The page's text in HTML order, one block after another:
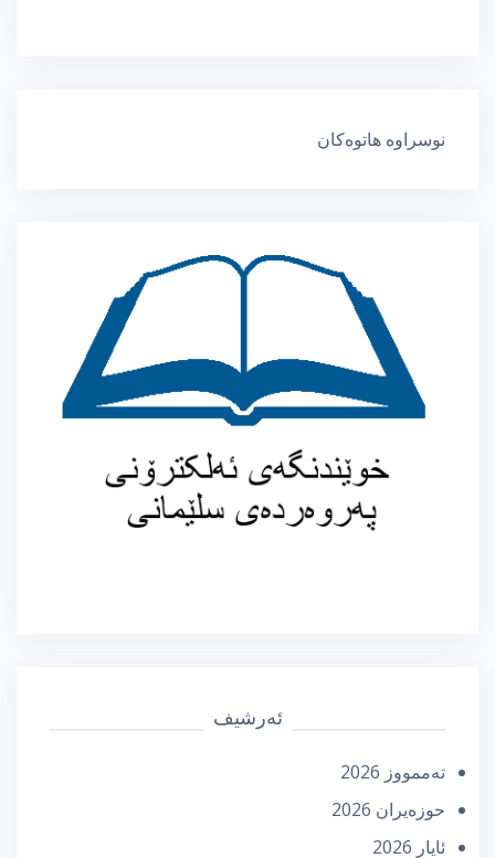
نوسراوە هاتوەکان
ئەرشیف
تەممووز 2026
حوزه‌یران 2026
ئایار 2026